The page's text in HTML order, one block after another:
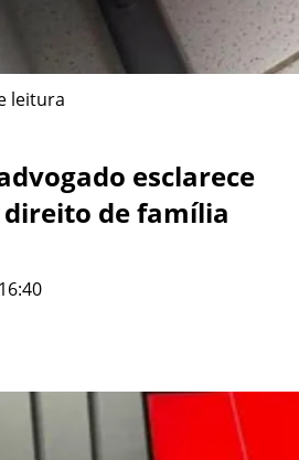
leitura
esclarece
de família